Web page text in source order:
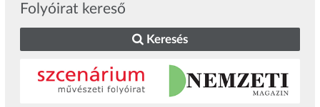
Folyóirat kereső
Keresés